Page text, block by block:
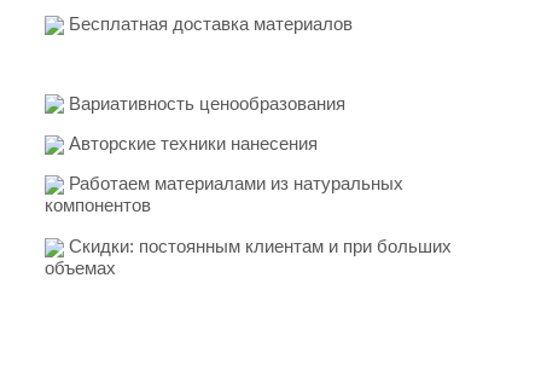
Бесплатная доставка материалов
Вариативность ценообразования
Авторские техники нанесения
Работаем материалами из натуральных
компонентов
Скидки: постоянным клиентам и при больших
объемах